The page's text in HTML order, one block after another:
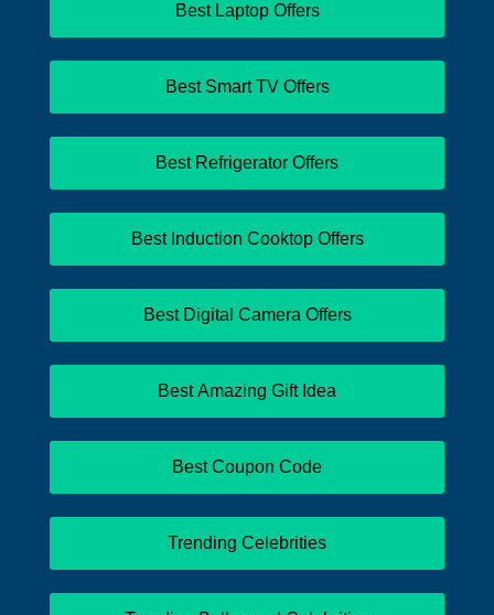
Best Laptop Offers
Best Smart TV Offers
Best Refrigerator Offers
Best Induction Cooktop Offers
Best Digital Camera Offers
Best Amazing Gift Idea
Best Coupon Code
Trending Celebrities